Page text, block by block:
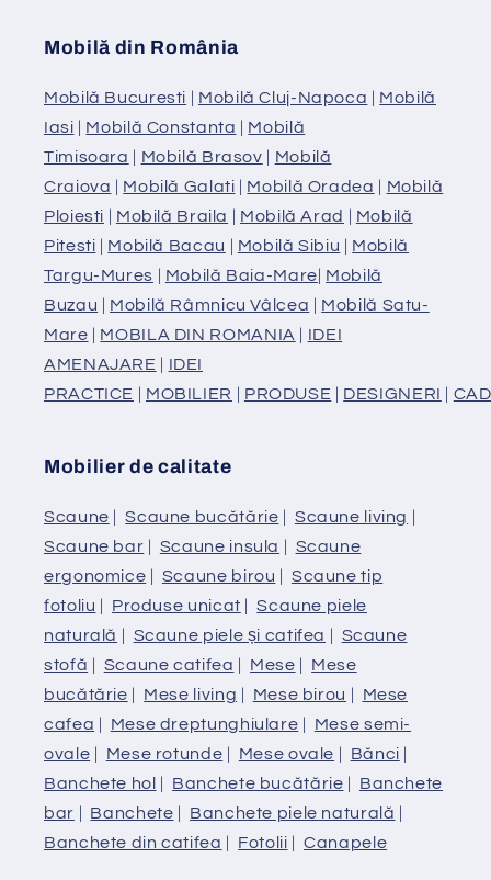
Mobilă din România
Mobilă Bucuresti | Mobilă Cluj-Napoca | Mobilă
Iasi | Mobilă Constanta | Mobilă
Timisoara | Mobilă Brasov | Mobilă
Craiova | Mobilă Galati | Mobilă Oradea | Mobilă
Ploiesti | Mobilă Braila | Mobilă Arad | Mobilă
Pitesti | Mobilă Bacau | Mobilă Sibiu | Mobilă
Targu-Mures | Mobilă Baia-Mare| Mobilă
Buzau | Mobilă Râmnicu Vâlcea | Mobilă Satu-
Mare | MOBILA DIN ROMANIA | IDEI
AMENAJARE | IDEI
PRACTICE | MOBILIER | PRODUSE | DESIGNERI |
Mobilier de calitate
Scaune |Scaune bucătărie | Scaune living |
Scaune bar | Scaune insula | Scaune
ergonomice | Scaune birou | Scaune tip
fotoliu | Produse unicat |Scaune piele
naturală | Scaune piele și catifea | Scaune
stofă | Scaune catifea | Mese | Mese
bucătărie | Mese living | Mese birou | Mese
cafea | Mese dreptunghiulare | Mese semi-
ovale | Mese rotunde | Mese ovale | Bănci |
Banchete hol | Banchete bucătărie | Banchete
bar | Banchete | Banchete piele naturală |
Banchete din catifea | Fotolii |Canapele